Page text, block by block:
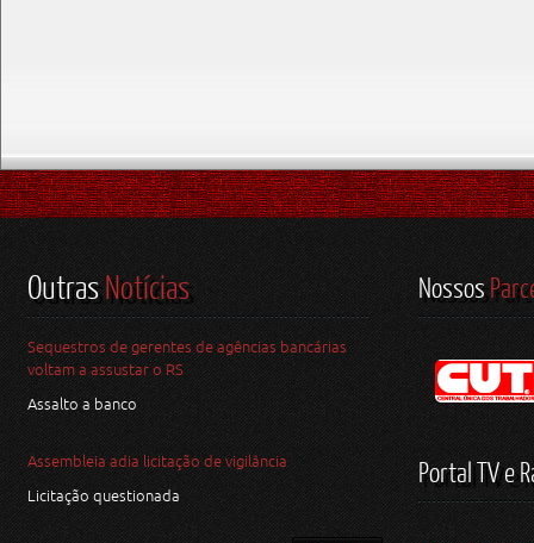
OutrasNotícias
Sequestros de gerentes de agências bancárias
voltam a assustar o RS
Assalto a banco
Assembleia adia licitação de vigilância
Licitação questionada
Nossos
Portal TV e